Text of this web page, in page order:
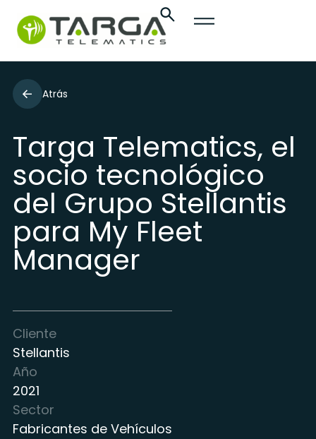
Atrás
Targa Telematics, el
socio tecnológico
del Grupo Stellantis
para My Fleet
Manager
Cliente
Stellantis
Año
2021
Sector
Fabricantes de Vehículos